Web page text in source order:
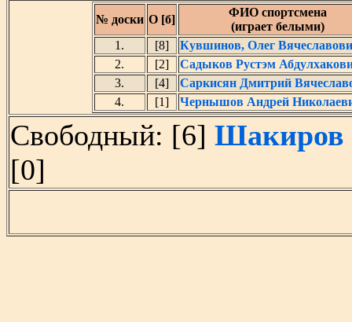
№ доски О [б]
ФИО спортсмена
(играет белыми)
1.
[8]
Кувшинов, Олег
2.
[2]
Садыков Рустэм
3.
[4]
Саркисян Дмитрий
4.
[1] Чернышов Андрей
Свободный: [6] Шакиров
[0]